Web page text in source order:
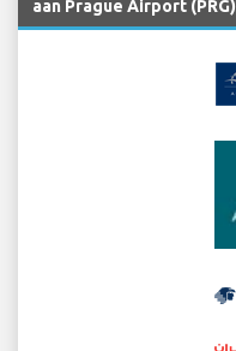
aan Prague Airport (PRG)